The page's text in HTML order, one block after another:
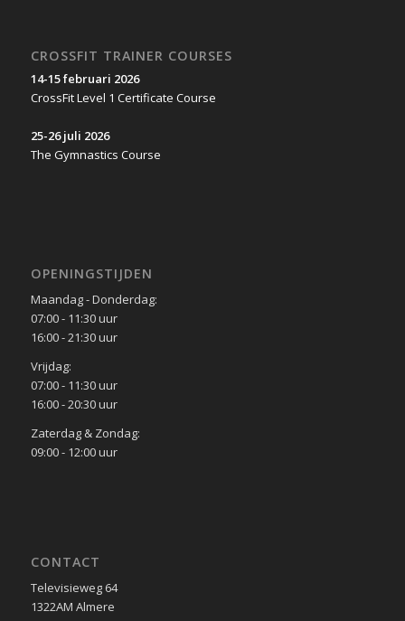
CROSSFIT TRAINER COURSES
14-15 februari 2026
CrossFit Level 1 Certificate Course
25-26 juli 2026
The Gymnastics Course
OPENINGSTIJDEN
Maandag - Donderdag:
07:00 - 11:30 uur
16:00 - 21:30 uur
Vrijdag:
07:00 - 11:30 uur
16:00 - 20:30 uur
Zaterdag & Zondag:
09:00 - 12:00 uur
CONTACT
Televisieweg 64
1322AM Almere